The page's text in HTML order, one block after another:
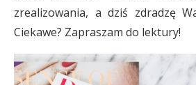
zrealizowania, a dziś zdradzę
Ciekawe? Zapraszam do lektury!